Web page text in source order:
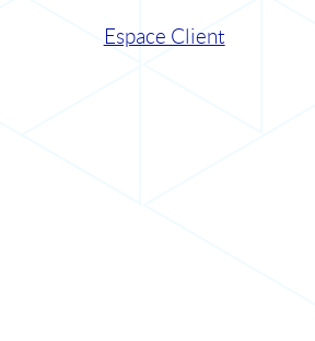
Espace Client